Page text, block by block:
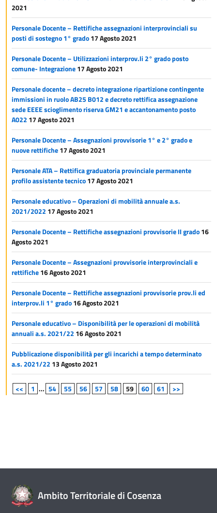
2021
Personale Docente – Rettifiche assegnazioni interprovinciali su
posti di sostegno 1° grado17 Agosto 2021
Personale Docente – Utilizzazioni interprov.li 2° grado posto
comune- Integrazione17 Agosto 2021
Personale docente – decreto integrazione ripartizione contingente
immissioni in ruolo AB25 B012 e decreto rettifica assegnazione
sede EEEE scioglimento riserva GM21 e accantonamento posto
A022 17 Agosto 2021
Personale Docente – Assegnazioni provvisorie 1° e 2° grado e
nuove rettifiche17 Agosto 2021
Personale ATA – Rettifica graduatoria provinciale permanente
profilo assistente tecnico17 Agosto 2021
Personale educativo – Operazioni di mobilità annuale a.s.
2021/2022 17 Agosto 2021
Personale Docente – Rettifiche assegnazioni provvisorie II grado16
Agosto 2021
Personale Docente – Assegnazioni provvisorie interprovinciali e
rettifiche16 Agosto 2021
Personale Docente – Rettifiche assegnazioni provvisorie prov.li ed
interprov.li 1° grado16 Agosto 2021
Personale educativo – Disponibilità per le operazioni di mobilità
annuali a.s. 2021/22 16 Agosto 2021
Pubblicazione disponibilità per gli incarichi a tempo determinato
a.s. 2021/22 13 Agosto 2021
<< 1 ... 54 55 56 57 58 59 60 61 >>
Ambito Territoriale di Cosenza